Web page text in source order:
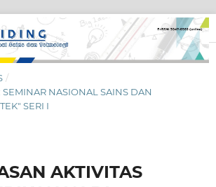
/
SEMINAR NASIONAL SAINS DAN
SERI I
AKTIVITAS